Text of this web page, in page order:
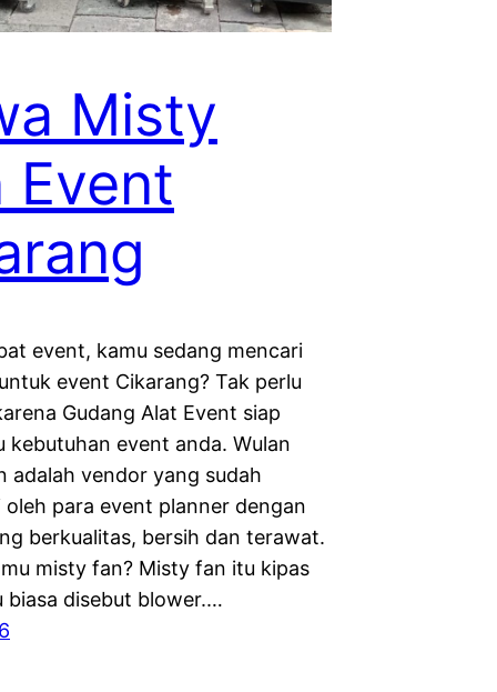
Misty
Event
event, kamu sedang mencari
event Cikarang? Tak perlu
Gudang Alat Event siap
kebutuhan event anda. Wulan
adalah vendor yang sudah
oleh para event planner dengan
berkualitas, bersih dan terawat.
misty fan? Misty fan itu kipas
biasa disebut blower.…